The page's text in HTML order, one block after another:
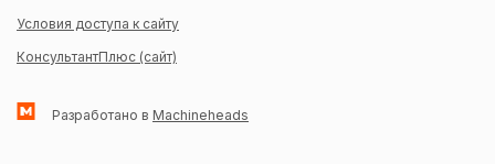
Условия доступа к сайту
КонсультантПлюс (сайт)
Разработано в Machineheads